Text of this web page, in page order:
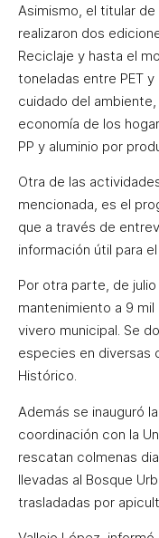
Asimismo, el titular
realizaron dos
Reciclaje y hasta el
toneladas entre PET y
cuidado del
economía de los
PP y aluminio por
Otra de las
mencionada, es el
que a través de
información útil para
Por otra parte, de
mantenimiento a 9
vivero municipal. Se
especies en diversas
Histórico.
Además se inauguró
coordinación con la
rescatan colmenas
llevadas al Bosque
trasladadas por